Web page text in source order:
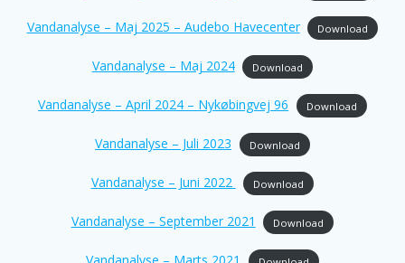
Vandanalyse – Maj 2025 – Audebo Havecenter Download
Vandanalyse – Maj 2024 Download
Vandanalyse – April 2024 – Nykøbingvej 96 Download
Vandanalyse – Juli 2023 Download
Vandanalyse – Juni 2022 Download
Vandanalyse – September 2021 Download